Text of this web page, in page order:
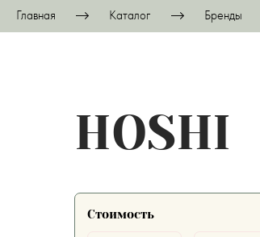
Главная Каталог Бренды
HOSHI
Стоимость